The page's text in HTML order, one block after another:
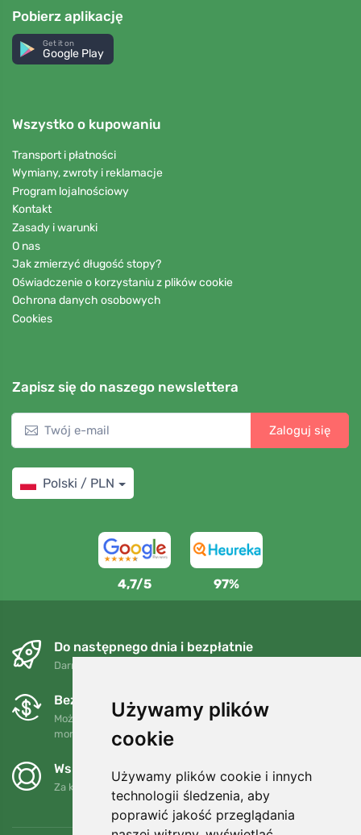
Używamy plików
cookie
Używamy plików cookie i innych
technologii śledzenia, aby
poprawić jakość przeglądania
Pobierz aplikację
Get it on
Google Play
Wszystko o kupowaniu
Transport i płatności
Wymiany, zwroty i reklamacje
Program lojalnościowy
Kontakt
Zasady i warunki
O nas
Jak zmierzyć długość stopy?
Oświadczenie o korzystaniu z plików cookie
Ochrona danych osobowych
Cookies
Zapisz się do naszego newslettera
Zaloguj się
Polski / PLN
4,7/5 97%
Do następnego dnia i bezpłatnie
Darmowa wysyłka dla zamówień powyżej 250 PLN
Bezpłatne wymiany i zwroty
Możesz zwrócić lub wymienić swoje zamówienie w dowolnym
momencie w ciągu 90 dni.
Wspieramy Trees.org
Za każde zamówienie sadzimy drzewo! Czytaj więcej